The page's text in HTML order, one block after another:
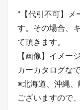
"【代引不可】メ
す。その場合、
て頂きます。
【画像】イメー
カーカタログな
※北海道、沖縄
ございますので